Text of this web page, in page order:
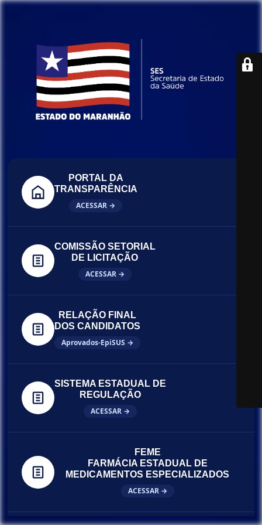
PORTAL DA
TRANSPARÊNCIA
ACESSAR →
COMISSÃO SETORIAL
DE LICITAÇÃO
ACESSAR →
RELAÇÃO FINAL
DOS CANDIDATOS
Aprovados-EpiSUS →
SISTEMA ESTADUAL DE
REGULAÇÃO
ACESSAR →
FEME
FARMÁCIA ESTADUAL DE
MEDICAMENTOS ESPECIALIZADOS
ACESSAR →